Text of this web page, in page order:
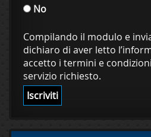
No
Compilando il modulo e
dichiaro di aver letto
accetto i termini e
servizio richiesto.